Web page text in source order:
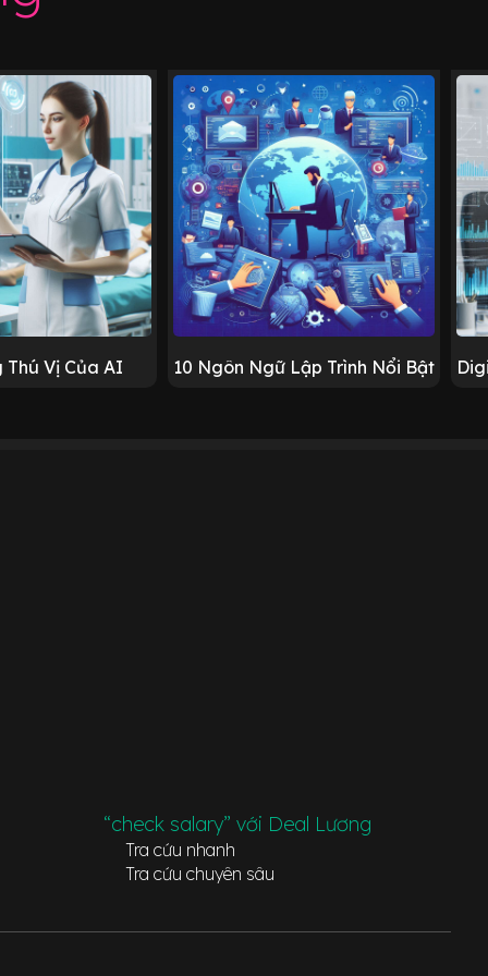
Thú Vị Của AI 10 Ngôn Ngữ Lập Trình Nổi Bật
“check salary” với Deal Lương
Tra cứu nhanh
Tra cứu chuyên sâu